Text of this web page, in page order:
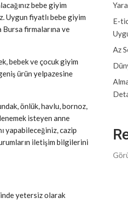
bebe giyim
Uygun fiyatlı bebe giyim
Bursa firmalarına ve
bebek ve çocuk giyim
ürün yelpazesine
önlük, havlu, bornoz,
isteyen anne
yapabileceğiniz, cazip
iletişim bilgilerini
yetersiz olarak
E-
Az